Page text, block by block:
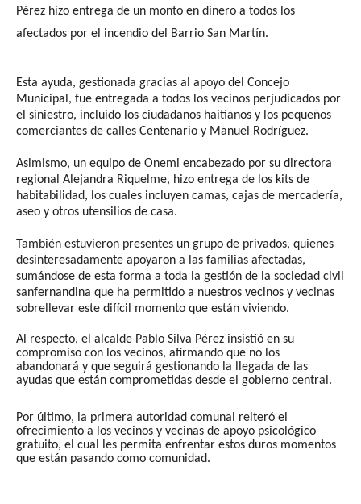
Pérez hizo entrega de un monto en dinero a todos los
afectados por el incendio del Barrio San Martín.
Esta ayuda, gestionada gracias al apoyo del Concejo
Municipal, fue entregada a todos los vecinos perjudicados por
el siniestro, incluido los ciudadanos haitianos y los pequeños
comerciantes de calles Centenario y Manuel Rodríguez.
Asimismo, un equipo de Onemi encabezado por su directora
regional Alejandra Riquelme, hizo entrega de los kits de
habitabilidad, los cuales incluyen camas, cajas de mercadería,
aseo y otros utensilios de casa.
También estuvieron presentes un grupo de privados, quienes
desinteresadamente apoyaron a las familias afectadas,
sumándose de esta forma a toda la gestión de la sociedad civil
sanfernandina que ha permitido a nuestros vecinos y vecinas
sobrellevar este difícil momento que están viviendo.
Al respecto, el alcalde Pablo Silva Pérez insistió en su
compromiso con los vecinos, afirmando que no los
abandonará y que seguirá gestionando la llegada de las
ayudas que están comprometidas desde el gobierno central.
Por último, la primera autoridad comunal reiteró el
ofrecimiento a los vecinos y vecinas de apoyo psicológico
gratuito, el cual les permita enfrentar estos duros momentos
que están pasando como comunidad.